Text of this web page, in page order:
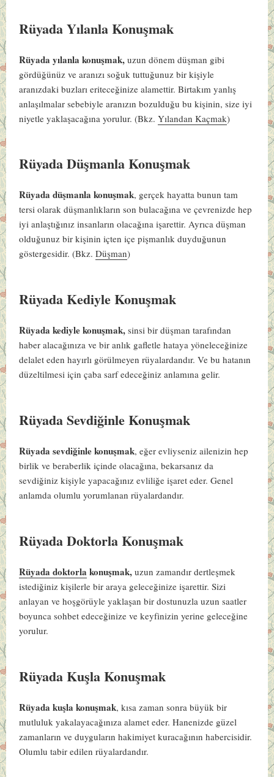
Rüyada Yılanla Konuşmak
Rüyada yılanla konuşmak, uzun dönem düşman gibi
gördüğünüz ve aranızı soğuk tuttuğunuz bir kişiyle
aranızdaki buzları eriteceğinize alamettir. Birtakım yanlış
anlaşılmalar sebebiyle aranızın bozulduğu bu kişinin, size iyi
niyetle yaklaşacağına yorulur. (Bkz.Yılandan Kaçmak)
Rüyada Düşmanla Konuşmak
Rüyada düşmanla konuşmak, gerçek hayatta bunun tam
tersi olarak düşmanlıkların son bulacağına ve çevrenizde hep
iyi anlaştığınız insanların olacağına işarettir. Ayrıca düşman
olduğunuz bir kişinin içten içe pişmanlık duyduğunun
göstergesidir. (Bkz.Düşman)
Rüyada Kediyle Konuşmak
Rüyada kediyle konuşmak, sinsi bir düşman tarafından
haber alacağınıza ve bir anlık gafletle hataya yöneleceğinize
delalet eden hayırlı görülmeyen rüyalardandır. Ve bu hatanın
düzeltilmesi için çaba sarf edeceğiniz anlamına gelir.
Rüyada Sevdiğinle Konuşmak
Rüyada sevdiğinle konuşmak, eğer evliyseniz ailenizin hep
birlik ve beraberlik içinde olacağına, bekarsanız da
sevdiğiniz kişiyle yapacağınız evliliğe işaret eder. Genel
anlamda olumlu yorumlanan rüyalardandır.
Rüyada Doktorla Konuşmak
Rüyada doktorla konuşmak,uzun zamandır dertleşmek
istediğiniz kişilerle bir araya geleceğinize işarettir. Sizi
anlayan ve hoşgörüyle yaklaşan bir dostunuzla uzun saatler
boyunca sohbet edeceğinize ve keyfinizin yerine geleceğine
yorulur.
Rüyada Kuşla Konuşmak
Rüyada kuşla konuşmak, kısa zaman sonra büyük bir
mutluluk yakalayacağınıza alamet eder. Hanenizde güzel
zamanların ve duyguların hakimiyet kuracağının habercisidir.
Olumlu tabir edilen rüyalardandır.